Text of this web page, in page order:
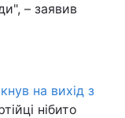
– заявив
на вихід з
нібито